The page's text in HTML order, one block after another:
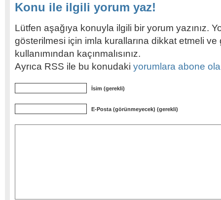
Konu ile ilgili yorum yaz!
Lütfen aşağıya konuyla ilgili bir yorum yazınız.
gösterilmesi için imla kurallarına dikkat etmeli
kullanımından kaçınmalısınız.
Ayrıca RSS ile bu konudaki yorumlara abone
İsim (gerekli)
E-Posta (görünmeyecek) (gerekli)